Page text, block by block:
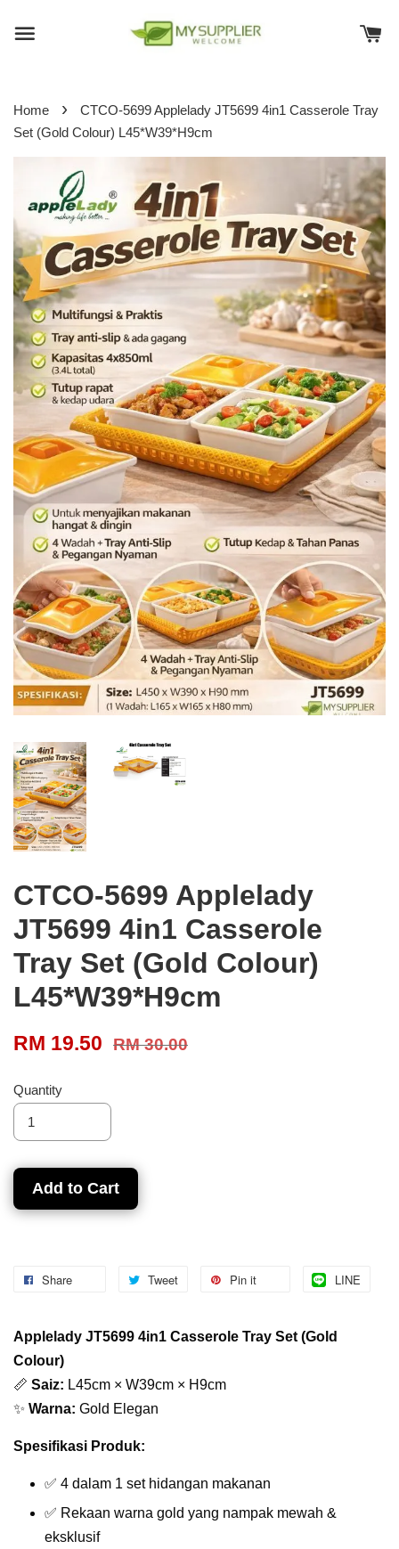
Home ›
CTCO-5699 Applelady JT5699 4in1 Casserole Tray
Set (Gold Colour) L45*W39*H9cm
CTCO-5699 Applelady
JT5699 4in1 Casserole
Tray Set (Gold Colour)
L45*W39*H9cm
RM 19.50 RM 30.00
Quantity
Add to Cart
Share Tweet Pin it LINE
Applelady JT5699 4in1 Casserole Tray Set (Gold
Colour)
📏 Saiz: L45cm × W39cm × H9cm
✨ Warna: Gold Elegan
Spesifikasi Produk:
✅ 4 dalam 1 set hidangan makanan
✅ Rekaan warna gold yang nampak mewah &
eksklusif